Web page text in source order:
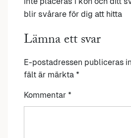
blir svårare för dig att hitta
Lämna ett svar
E-postadressen publiceras
fält är märkta *
Kommentar *